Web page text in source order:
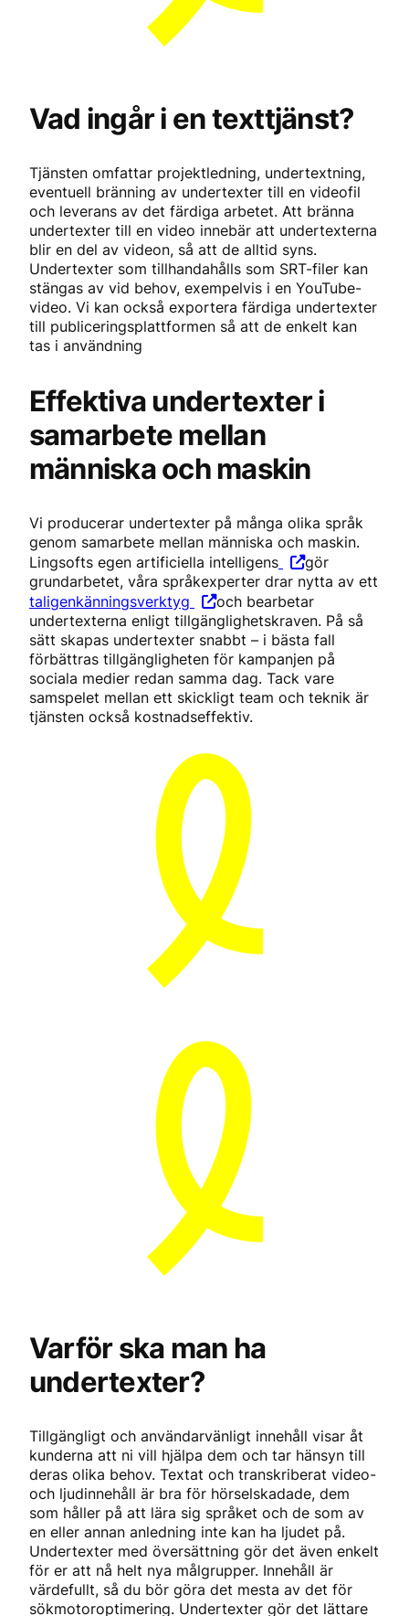
Vad ingår i en texttjänst?
Tjänsten omfattar projektledning, undertextning,
eventuell bränning av undertexter till en videofil
och leverans av det färdiga arbetet. Att bränna
undertexter till en video innebär att undertexterna
blir en del av videon, så att de alltid syns.
Undertexter som tillhandahålls som SRT-filer kan
stängas av vid behov, exempelvis i en YouTube-
video. Vi kan också exportera färdiga undertexter
till publiceringsplattformen så att de enkelt kan
tas i användning
Effektiva undertexter i
samarbete mellan
människa och maskin
Vi producerar undertexter på många olika språk
genom samarbete mellan människa och maskin.
Lingsofts egen artificiella intelligens
gör
grundarbetet, våra språkexperter drar nytta av ett
taligenkänningsverktyg
och bearbetar
undertexterna enligt tillgänglighetskraven. På så
sätt skapas undertexter snabbt – i bästa fall
förbättras tillgängligheten för kampanjen på
sociala medier redan samma dag. Tack vare
samspelet mellan ett skickligt team och teknik är
tjänsten också kostnadseffektiv.
Varför ska man ha
undertexter?
Tillgängligt och användarvänligt innehåll visar åt
kunderna att ni vill hjälpa dem och tar hänsyn till
deras olika behov. Textat och transkriberat video-
och ljudinnehåll är bra för hörselskadade, dem
som håller på att lära sig språket och de som av
en eller annan anledning inte kan ha ljudet på.
Undertexter med översättning gör det även enkelt
för er att nå helt nya målgrupper. Innehåll är
värdefullt, så du bör göra det mesta av det för
sökmotoroptimering. Undertexter gör det lättare